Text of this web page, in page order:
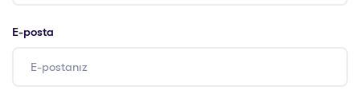
E-posta